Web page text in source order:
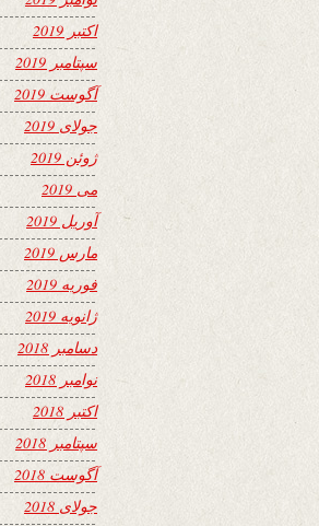
اکتبر 2019
سپتامبر 2019
آگوست 2019
جولای 2019
ژوئن 2019
می 2019
آوریل 2019
مارس 2019
فوریه 2019
ژانویه 2019
دسامبر 2018
نوامبر 2018
اکتبر 2018
سپتامبر 2018
آگوست 2018
جولای 2018